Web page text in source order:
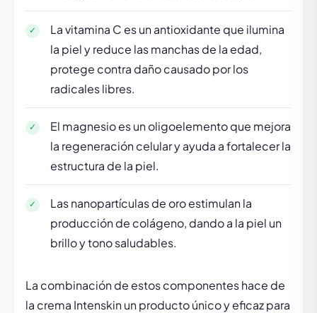
La vitamina C es un antioxidante que ilumina
la piel y reduce las manchas de la edad,
protege contra daño causado por los
radicales libres.
El magnesio es un oligoelemento que mejora
la regeneración celular y ayuda a fortalecer la
estructura de la piel.
Las nanopartículas de oro estimulan la
producción de colágeno, dando a la piel un
brillo y tono saludables.
La combinación de estos componentes hace de
la crema Intenskin un producto único y eficaz para